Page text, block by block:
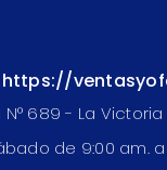
689 - La Victoria
de 9:00 am.